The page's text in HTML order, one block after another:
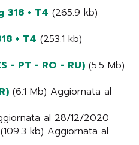
318 + T4 (265.9 kb)
+ T4 (253.1 kb)
- PT - RO - RU) (5.5 Mb)
(6.1 Mb) Aggiornata al
al 28/12/2020
(109.3 kb) Aggiornata al